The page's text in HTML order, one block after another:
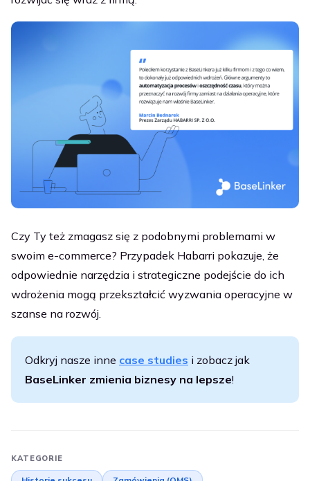
Czy Ty też zmagasz się z podobnymi problemami w
swoim e-commerce? Przypadek Habarri pokazuje, że
odpowiednie narzędzia i strategiczne podejście do ich
wdrożenia mogą przekształcić wyzwania operacyjne w
szanse na rozwój.
Odkryj nasze inne case studies i zobacz jak
BaseLinker zmienia biznesy na lepsze!
KATEGORIE